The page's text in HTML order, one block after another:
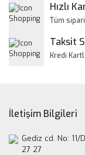
Hızlı
Tüm
Taksit
Kredi
İletişim Bilgileri
Gediz cd. No: 11/
27 27